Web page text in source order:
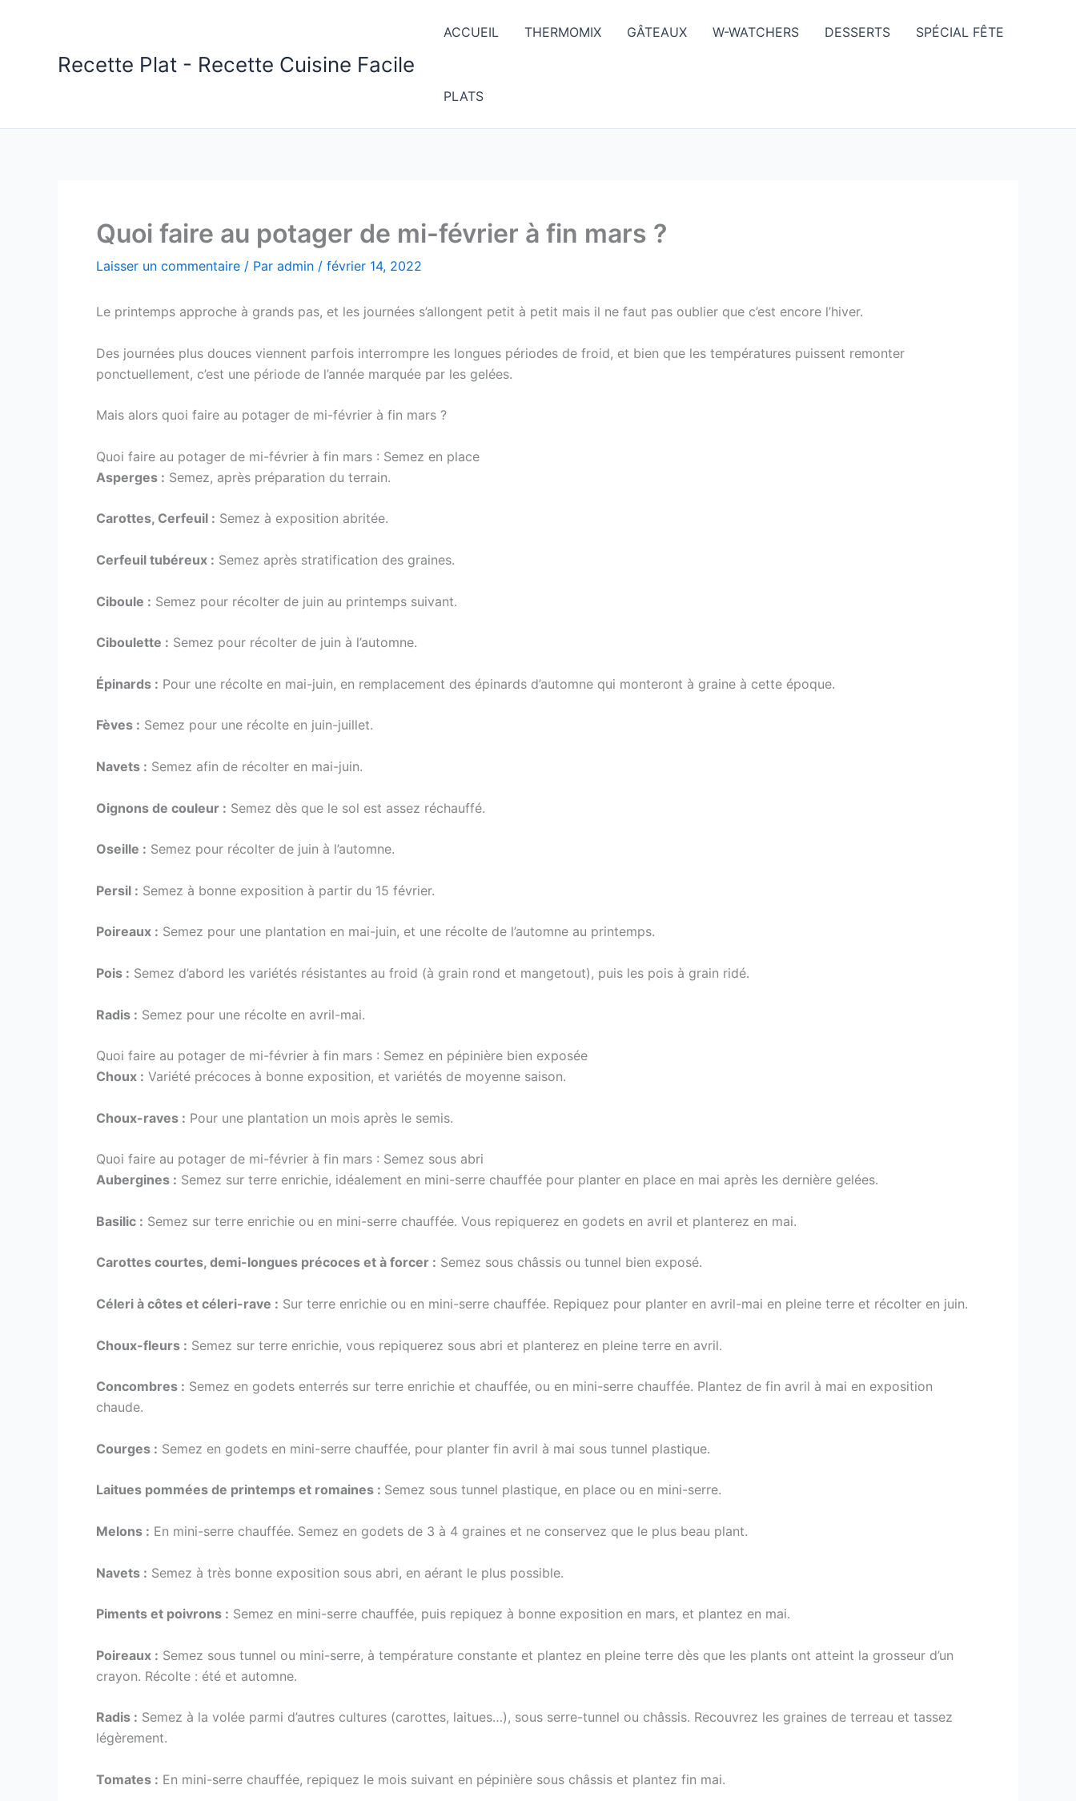
Recette Plat - Recette Cuisine Facile
ACCUEIL THERMOMIX GÂTEAUX W-WATCHERS DESSERTS SPÉCIAL FÊTE
PLATS
Quoi faire au potager de mi-février à fin mars ?
Laisser un commentaire / Par admin / février 14, 2022
Le printemps approche à grands pas, et les journées s’allongent petit à petit mais il ne faut pas oublier que c’est encore l’hiver.
Des journées plus douces viennent parfois interrompre les longues périodes de froid, et bien que les températures puissent remonter
ponctuellement, c’est une période de l’année marquée par les gelées.
Mais alors quoi faire au potager de mi-février à fin mars ?
Quoi faire au potager de mi-février à fin mars : Semez en place
Asperges : Semez, après préparation du terrain.
Carottes, Cerfeuil : Semez à exposition abritée.
Cerfeuil tubéreux : Semez après stratification des graines.
Ciboule : Semez pour récolter de juin au printemps suivant.
Ciboulette : Semez pour récolter de juin à l’automne.
Épinards : Pour une récolte en mai-juin, en remplacement des épinards d’automne qui monteront à graine à cette époque.
Fèves : Semez pour une récolte en juin-juillet.
Navets : Semez afin de récolter en mai-juin.
Oignons de couleur : Semez dès que le sol est assez réchauffé.
Oseille : Semez pour récolter de juin à l’automne.
Persil : Semez à bonne exposition à partir du 15 février.
Poireaux : Semez pour une plantation en mai-juin, et une récolte de l’automne au printemps.
Pois : Semez d’abord les variétés résistantes au froid (à grain rond et mangetout), puis les pois à grain ridé.
Radis : Semez pour une récolte en avril-mai.
Quoi faire au potager de mi-février à fin mars : Semez en pépinière bien exposée
Choux : Variété précoces à bonne exposition, et variétés de moyenne saison.
Choux-raves : Pour une plantation un mois après le semis.
Quoi faire au potager de mi-février à fin mars : Semez sous abri
Aubergines : Semez sur terre enrichie, idéalement en mini-serre chauffée pour planter en place en mai après les dernière gelées.
Basilic : Semez sur terre enrichie ou en mini-serre chauffée. Vous repiquerez en godets en avril et planterez en mai.
Carottes courtes, demi-longues précoces et à forcer : Semez sous châssis ou tunnel bien exposé.
Céleri à côtes et céleri-rave : Sur terre enrichie ou en mini-serre chauffée. Repiquez pour planter en avril-mai en pleine terre et récolter en juin.
Choux-fleurs : Semez sur terre enrichie, vous repiquerez sous abri et planterez en pleine terre en avril.
Concombres : Semez en godets enterrés sur terre enrichie et chauffée, ou en mini-serre chauffée. Plantez de fin avril à mai en exposition
chaude.
Courges : Semez en godets en mini-serre chauffée, pour planter fin avril à mai sous tunnel plastique.
Laitues pommées de printemps et romaines : Semez sous tunnel plastique, en place ou en mini-serre.
Melons : En mini-serre chauffée. Semez en godets de 3 à 4 graines et ne conservez que le plus beau plant.
Navets : Semez à très bonne exposition sous abri, en aérant le plus possible.
Piments et poivrons : Semez en mini-serre chauffée, puis repiquez à bonne exposition en mars, et plantez en mai.
Poireaux : Semez sous tunnel ou mini-serre, à température constante et plantez en pleine terre dès que les plants ont atteint la grosseur d’un
crayon. Récolte : été et automne.
Radis : Semez à la volée parmi d’autres cultures (carottes, laitues…), sous serre-tunnel ou châssis. Recouvrez les graines de terreau et tassez
légèrement.
Tomates : En mini-serre chauffée, repiquez le mois suivant en pépinière sous châssis et plantez fin mai.